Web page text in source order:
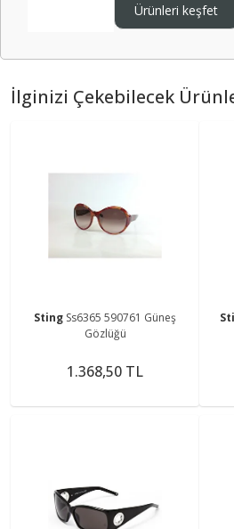
Ürünleri keşfet
İlginizi Çekebilecek
Sting Ss6365 590761 Güneş
Gözlüğü
1.368,50 TL